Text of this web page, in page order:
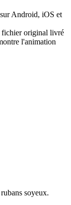
Android, iOS et
fichier original livré
l'animation
soyeux.